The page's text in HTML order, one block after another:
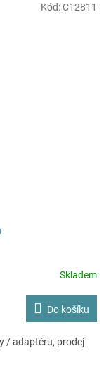
Skladem
Do košíku
/ adaptéru, prodej
Kód:C12811